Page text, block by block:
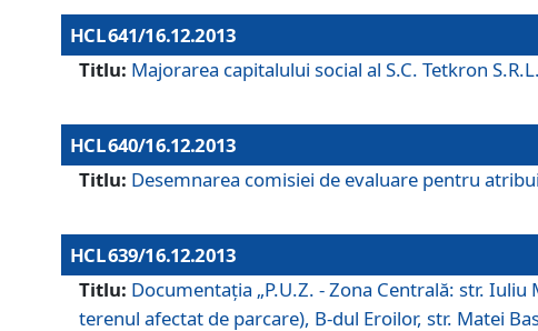
HCL 641/16.12.2013
Titlu: Majorarea capitalului social al S.C. Tetkron S.R.L.
HCL 640/16.12.2013
Titlu: Desemnarea comisiei de evaluare pentru
HCL 639/16.12.2013
Titlu: Documentaţia „P.U.Z. - Zona Centrală: str.
terenul afectat de parcare), B-dul Eroilor, str. Matei